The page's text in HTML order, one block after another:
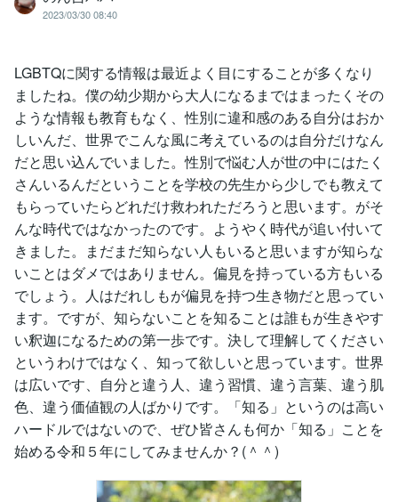
2023/03/30 08:40
LGBTQに関する情報は最近よく目にすることが多くなり
ましたね。僕の幼少期から大人になるまではまったくその
ような情報も教育もなく、性別に違和感のある自分はおか
しいんだ、世界でこんな風に考えているのは自分だけなん
だと思い込んでいました。性別で悩む人が世の中にはたく
さんいるんだということを学校の先生から少しでも教えて
もらっていたらどれだけ救われただろうと思います。がそ
んな時代ではなかったのです。ようやく時代が追い付いて
きました。まだまだ知らない人もいると思いますが知らな
いことはダメではありません。偏見を持っている方もいる
でしょう。人はだれしもが偏見を持つ生き物だと思ってい
ます。ですが、知らないことを知ることは誰もが生きやす
い釈迦になるための第一歩です。決して理解してください
というわけではなく、知って欲しいと思っています。世界
は広いです、自分と違う人、違う習慣、違う言葉、違う肌
色、違う価値観の人ばかりです。「知る」というのは高い
ハードルではないので、ぜひ皆さんも何か「知る」ことを
始める令和５年にしてみませんか？(＾＾)